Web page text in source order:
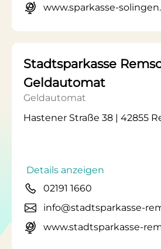
www.sparkasse-
Stadtsparkasse
Geldautomat
Geldautomat
Hastener Straße 38 | 42855
Details anzeigen
02191 1660
info@stadtsparkasse-
www.stadtsparkasse-